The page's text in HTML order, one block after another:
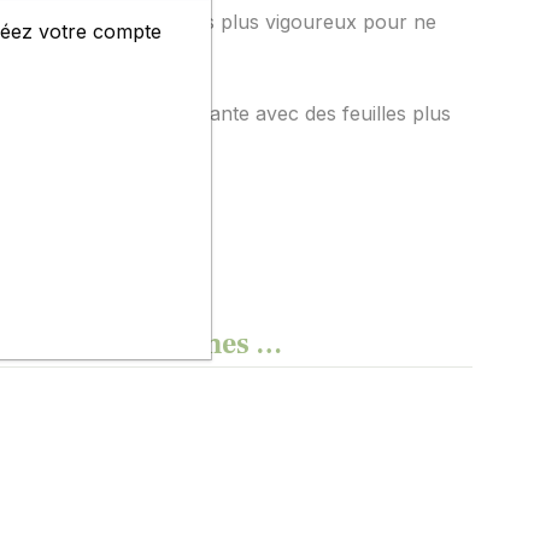
et conservez les plus vigoureux pour ne
plus importante avec des feuilles plus
qualités, normes …
votre compte